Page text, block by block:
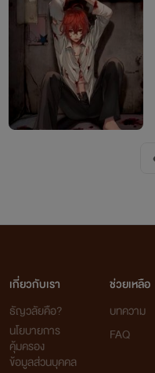
เกี่ยวกับเรา
ธัญวลัยคือ?
นโยบายการ
คุ้มครอง
ข้อมูลส่วนบุคคล
ช่วยเหลือ
บทความ
FAQ